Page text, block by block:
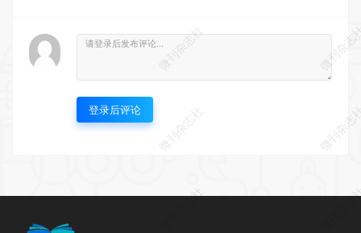
登录后评论
微刊杂志社
微刊杂
微刊杂志社
微刊杂
微刊杂志社
微刊杂